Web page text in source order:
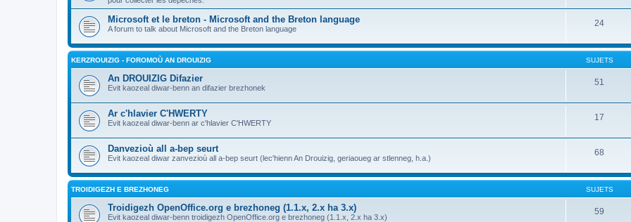
Microsoft et le breton - Microsoft and the Breton language
A forum to talk about Microsoft and the Breton language
24
KERZROUIZIG - FOROMOÙ AN DROUIZIG SUJETS
An DROUIZIG Difazier
Evit kaozeal diwar-benn an difazier brezhonek
51
Ar c'hlavier C'HWERTY
Evit kaozeal diwar-benn ar c'hlavier C'HWERTY
17
Danvezioù all a-bep seurt
Evit kaozeal diwar zanvezioù all a-bep seurt (lec'hienn An Drouizig, geriaoueg ar stlenneg, h.a.)
68
TROIDIGEZH E BREZHONEG SUJETS
Troidigezh OpenOffice.org e brezhoneg (1.1.x, 2.x ha 3.x)
Evit kaozeal diwar-benn troidigezh OpenOffice.org e brezhoneg (1.1.x, 2.x ha 3.x)
59